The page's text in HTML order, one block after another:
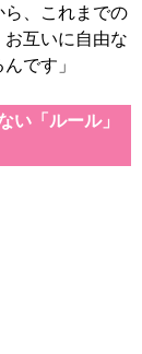
、これまでの
互いに自由な
です」
い「ルール」